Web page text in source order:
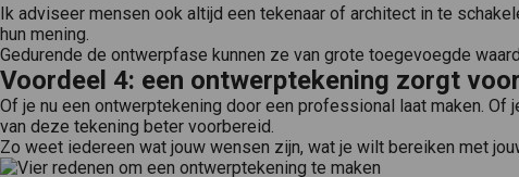
Ik adviseer mensen ook altijd een tekenaar of architect in te
hun mening.
Gedurende de ontwerpfase kunnen ze van grote toegevoegde
Voordeel 4: een ontwerptekening zorgt
Of je nu een ontwerptekening door een professional laat maken.
van deze tekening beter voorbereid.
Zo weet iedereen wat jouw wensen zijn, wat je wilt bereiken met